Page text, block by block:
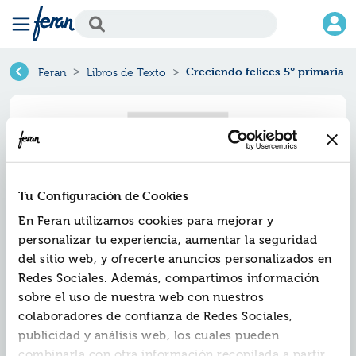
Tu Configuración de Cookies
En Feran utilizamos cookies para mejorar y
personalizar tu experiencia, aumentar la seguridad
del sitio web, y ofrecerte anuncios personalizados en
Redes Sociales. Además, compartimos información
sobre el uso de nuestra web con nuestros
colaboradores de confianza de Redes Sociales,
publicidad y análisis web, los cuales pueden
Feran Libros de Texto Creciendo felices 5º primaria
Creciendo felices 5º primaria
Ref. SC-0775960
ISBN: 9788480775960